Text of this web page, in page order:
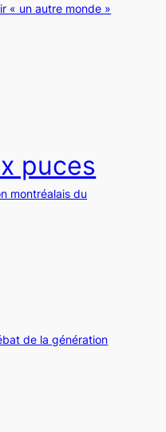
« un autre monde »
puces
montréalais du
de la génération